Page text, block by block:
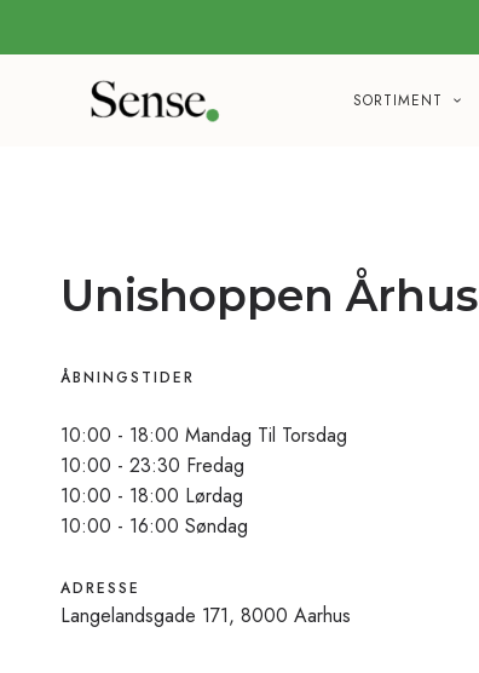
SORTIMENT
Unishoppen Århus
ÅBNINGSTIDER
10:00 - 18:00 Mandag Til Torsdag
10:00 - 23:30 Fredag
10:00 - 18:00 Lørdag
10:00 - 16:00 Søndag
ADRESSE
Langelandsgade 171, 8000 Aarhus